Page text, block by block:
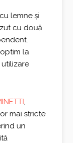
lemne și
cu două
la
,
mai stricte
un